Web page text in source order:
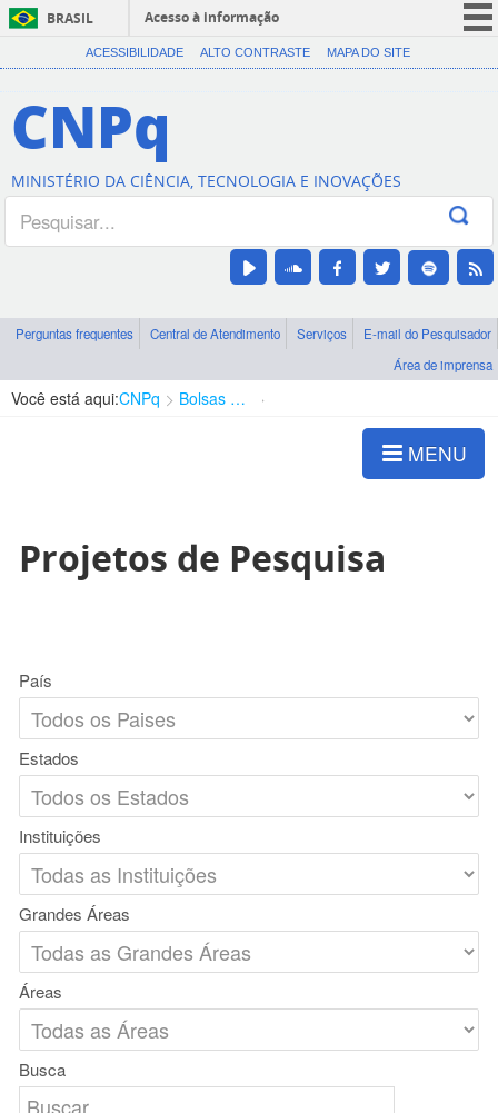
BRASIL
Acesso à informação
CORONAVÍRUS (COVID-19)
Canais
ACESSIBILIDADE ALTO CONTRASTE MAPA DO SITE
CNPq
MINISTÉRIO DA CIÊNCIA, TECNOLOGIA E INOVAÇÕES
Perguntas frequentes Central de Atendimento Serviços
E-mail do Pesquisador
Área de imprensa
Você está aqui:CNPq Bolsas e Auxílios Vigentes
MENU
Projetos de Pesquisa
País
Estados
Instituições
Grandes Áreas
Áreas
Busca